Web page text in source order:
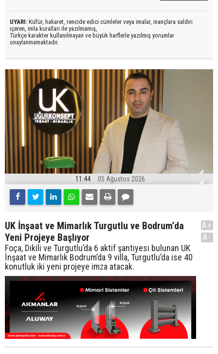
UYARI: Küfür, hakaret, rencide edici cümleler veya imalar, inançlara saldırı
içeren, imla kuralları ile yazılmamış,
Türkçe karakter kullanılmayan ve büyük harflerle yazılmış yorumlar
onaylanmamaktadır.
11:44 05 Ağustos 2026
UK İnşaat ve Mimarlık Turgutlu ve Bodrum’da
Yeni Projeye Başlıyor
Foça, Dikili ve Turgutlu’da 6 aktif şantiyesi bulunan UK
İnşaat ve Mimarlık Bodrum’da 9 villa, Turgutlu’da ise 40
konutluk iki yeni projeye imza atacak.
A+
A-